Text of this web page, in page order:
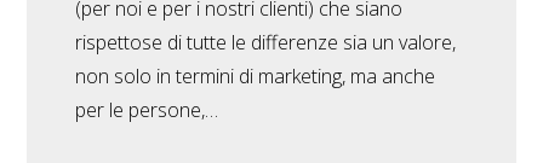
(per noi e per i nostri clienti) che siano
rispettose di tutte le differenze sia un valore,
non solo in termini di marketing, ma anche
per le persone,…